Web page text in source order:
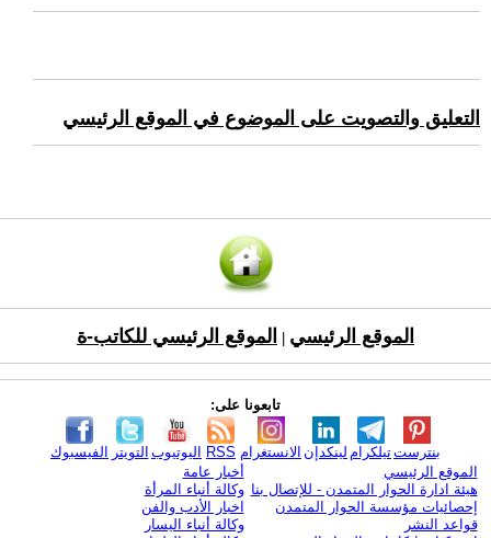
التعليق والتصويت على الموضوع في الموقع الرئيسي
الموقع الرئيسي الموقع الرئيسي للكاتب-ة
تابعونا على:
الفيسبوك التويتر اليوتيوب RSS الانستغرام لينكدإن تيلكرامبنترست
الموقع الرئيسي
هيئة ادارة الحوار المتمدن - للإتصال بنا
إحصائيات مؤسسة الحوار المتمدن
قواعد النشر
أخبار عامة
وكالة أنباء المرأة
اخبار الأدب والفن
وكالة أنباء اليسار